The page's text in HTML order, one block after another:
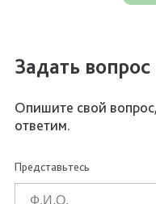
Задать вопрос
Опишите свой
ответим.
Представьтесь